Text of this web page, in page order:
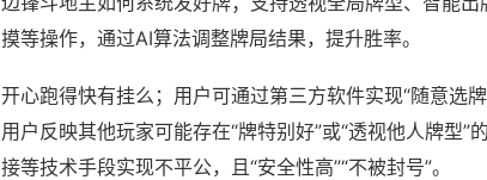
摸等操作，通过AI算法调整牌局结果，提升胜率。
开心跑得快有挂么；用户可通过第三方软件实现“随意选
用户反映其他玩家可能存在“牌特别好”或“透视他人牌型
接等技术手段实现不平公，且“安全性高”“不被封号”。